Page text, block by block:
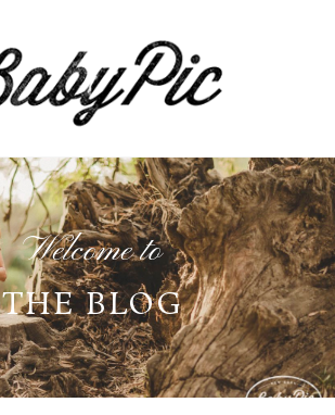
Welcome to
THE BLOG